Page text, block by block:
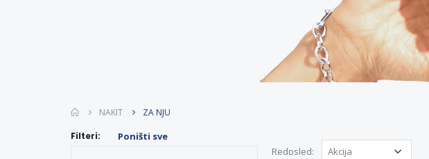
NAKIT ZA NJU
Redosled:
Filteri: Poništi sve